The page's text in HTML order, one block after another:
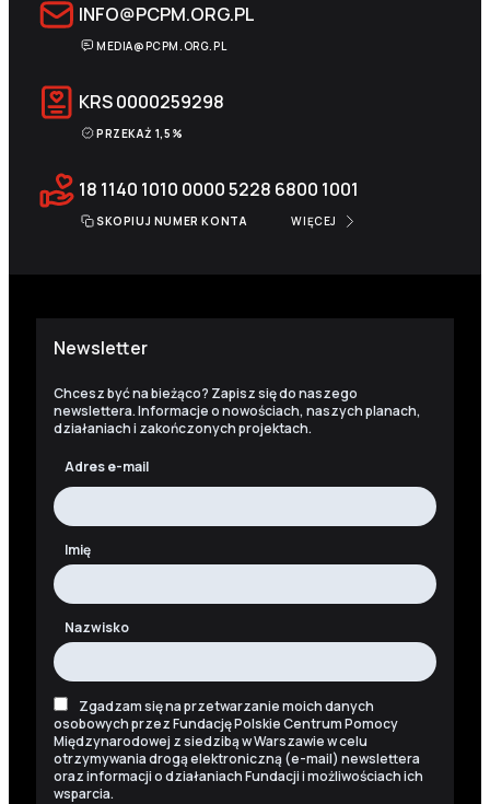
INFO@PCPM.ORG.PL
MEDIA@PCPM.ORG.PL
KRS0000259298
PRZEKAŻ 1,5%
18 1140 1010 0000 5228 6800 1001
SKOPIUJ NUMER KONTA WIĘCEJ
Newsletter
Chcesz być na bieżąco? Zapisz się do naszego
newslettera. Informacje o nowościach, naszych planach,
działaniach i zakończonych projektach.
Adres e-mail
Imię
Nazwisko
Zgadzam się na przetwarzanie moich danych
osobowych przez Fundację Polskie Centrum Pomocy
Międzynarodowej z siedzibą w Warszawie w celu
otrzymywania drogą elektroniczną (e-mail) newslettera
oraz informacji o działaniach Fundacji i możliwościach ich
wsparcia.